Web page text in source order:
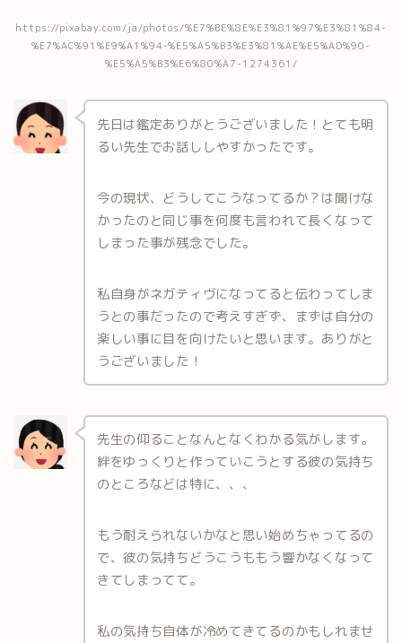
https://pixabay.com/ja/photos/%E7%BE%8E%E3%81%97%E3%81%84-
%E7%AC%91%E9%A1%94-%E5%A5%B3%E3%81%AE%E5%AD%90-
%E5%A5%B3%E6%80%A7-1274361/
先日は鑑定ありがとうございました！とても明
るい先生でお話ししやすかったです。
今の現状、どうしてこうなってるか？は聞けな
かったのと同じ事を何度も言われて長くなって
しまった事が残念でした。
私自身がネガティヴになってると伝わってしま
うとの事だったので考えすぎず、まずは自分の
楽しい事に目を向けたいと思います。ありがと
うございました！
先生の仰ることなんとなくわかる気がします。
絆をゆっくりと作っていこうとする彼の気持ち
のところなどは特に、、、
もう耐えられないかなと思い始めちゃってるの
で、彼の気持ちどうこうももう響かなくなって
きてしまってて。
私の気持ち自体が冷めてきてるのかもしれませ